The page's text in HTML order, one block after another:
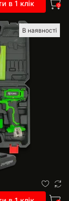
в 1 клік 0
В наявності